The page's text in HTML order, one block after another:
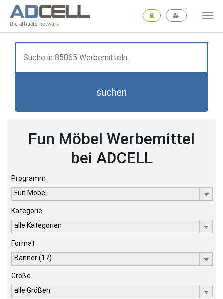
the affiliate network
suchen
Fun Möbel Werbemittel
bei ADCELL
Programm
Fun Möbel
Kategorie
alle Kategorien
Format
Banner (17)
Größe
alle Größen